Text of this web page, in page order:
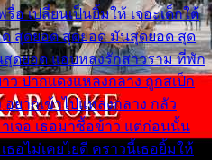
เปลี่ยนเป็นยิ้มให้ เจอะเด็กใต้
ด สุดยอด สุดยอด มันสุดยอด สุด
ดยอด แอบหลงรักสาวราม ที่พัก
ว ปากแดงแหลงกลาง ถูกสเป็ก
อยากเข้าไปแหลงกลาง กลัว
เจอ เธอมาซื้อข้าว แต่ก่อนนั้น
ธอไม่เคยไยดี คราวนี้เธอยิ้มให้